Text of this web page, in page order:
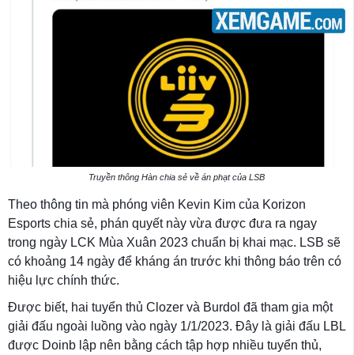
Truyền thông Hàn chia sẻ về án phạt của LSB
Theo thông tin mà phóng viên Kevin Kim của Korizon
Esports chia sẻ, phán quyết này vừa được đưa ra ngay
trong ngày LCK Mùa Xuân 2023 chuẩn bị khai mạc. LSB sẽ
có khoảng 14 ngày để kháng án trước khi thông báo trên có
hiệu lực chính thức.
Được biết, hai tuyển thủ Clozer và Burdol đã tham gia một
giải đấu ngoài luồng vào ngày 1/1/2023. Đây là giải đấu LBL
được Doinb lập nên bằng cách tập hợp nhiều tuyển thủ,